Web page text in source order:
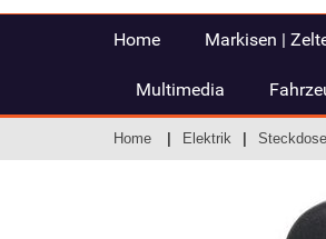
Home Markisen |
Multimedia
Home Elektrik